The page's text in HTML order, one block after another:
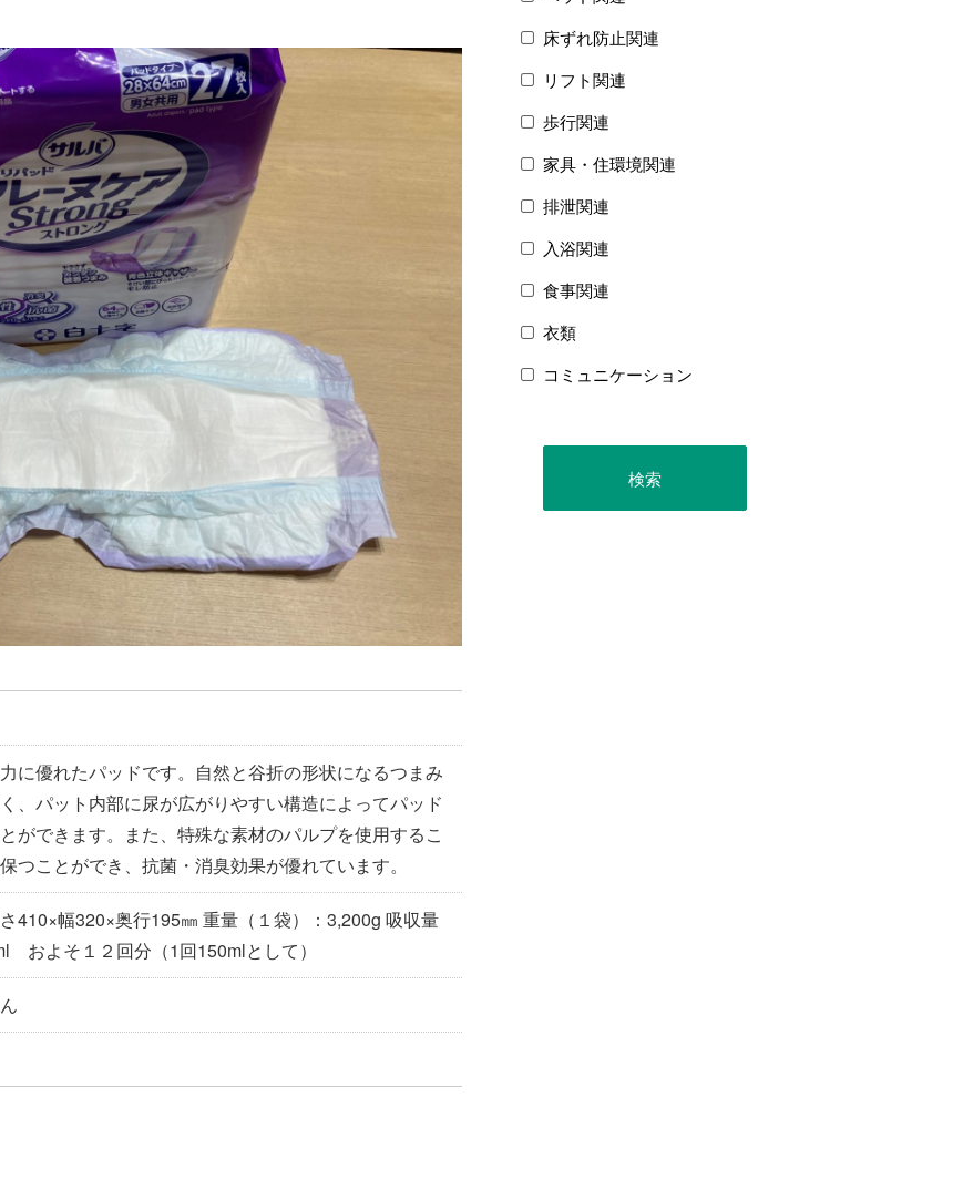
に優れたパッドです。自然と谷折の形状になるつまみ
、パット内部に尿が広がりやすい構造によってパッド
ができます。また、特殊な素材のパルプを使用するこ
つことができ、抗菌・消臭効果が優れています。
410×幅320×奥行195㎜ 重量（１袋）：3,200g 吸収量
およそ１２回分（1回150mlとして）
床ずれ防止関連
リフト関連
歩行関連
家具・住環境関連
排泄関連
入浴関連
食事関連
衣類
コミュニケーション